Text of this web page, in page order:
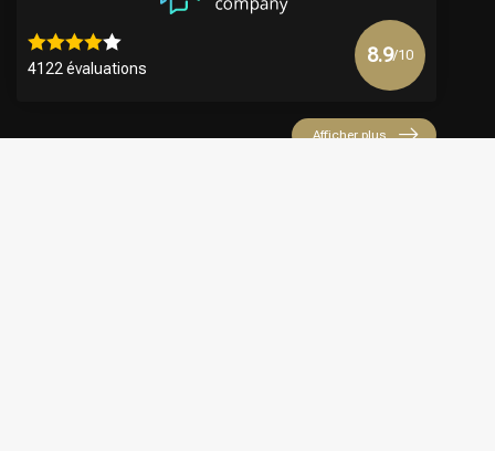
4122 évaluations
8.9/10
Afficher plus